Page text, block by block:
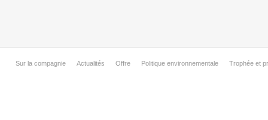
Sur la compagnie Actualités Offre Politique environnementale Trophée et